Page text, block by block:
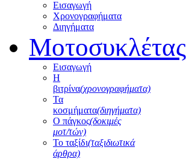
Εισαγωγή
Χρονογραφήματα
Διηγήματα
Μοτοσυκλέτας
Εισαγωγή
Η
βιτρίνα(χρονογραφήματα)
Τα
κοσμήματα(διηγήματα)
Ο πάγκος(δοκιμές
μοτ/τών)
Το ταξίδι(ταξιδιωτικά
άρθρα)